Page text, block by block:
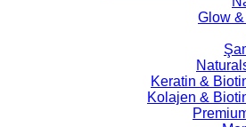
Glow
Keratin &
Kolajen &